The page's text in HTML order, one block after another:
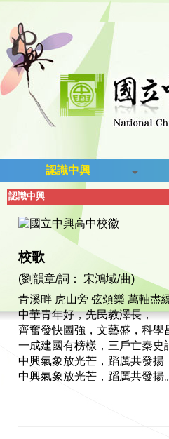
認識中興
認識中興
校歌
(劉韻章/詞： 宋鴻域/曲)
青溪畔 虎山旁 弦頌樂 萬軸盡
中華青年好，先民教澤長，
齊奮發快圖強，文藝盛，科學
一成建國有榜樣，三戶亡秦史
中興氣象放光芒，蹈厲共發揚
中興氣象放光芒，蹈厲共發揚。